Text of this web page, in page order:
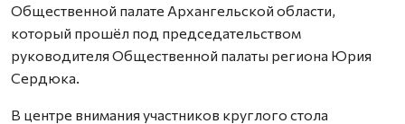
Общественной палате Архангельской области,
который прошёл под председательством
руководителя Общественной палаты региона Юрия
Сердюка.
В центре внимания участников круглого стола